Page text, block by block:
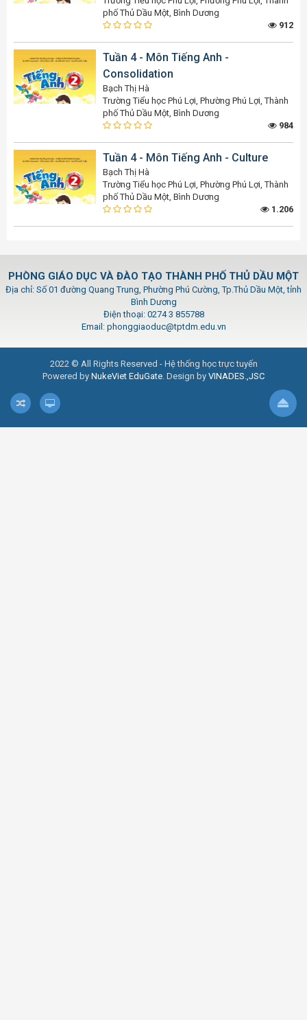
phố Thủ Dầu Một, Bình Dương
912
Tuần 4 - Môn Tiếng Anh -
Consolidation
Bạch Thị Hà
Trường Tiểu học Phú Lợi, Phường Phú Lợi, Thành
phố Thủ Dầu Một, Bình Dương
984
Tuần 4 - Môn Tiếng Anh - Culture
Bạch Thị Hà
Trường Tiểu học Phú Lợi, Phường Phú Lợi, Thành
phố Thủ Dầu Một, Bình Dương
1.206
PHÒNG GIÁO DỤC VÀ ĐÀO TẠO THÀNH PHỐ THỦ DẦU MỘT
Địa chỉ: Số 01 đường Quang Trung, Phường Phú Cường, Tp.Thủ Dầu Một, tỉnh
Bình Dương
Điện thoại: 0274 3 855788
Email: phonggiaoduc@tptdm.edu.vn
2022 © All Rights Reserved - Hệ thống học trực tuyến
Powered by NukeViet EduGate. Design by VINADES.,JSC